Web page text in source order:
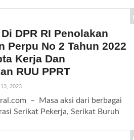
DPR RI Penolakan
Perpu No 2 Tahun 2022
Kerja Dan
RUU PPRT
2023
– Masa aksi dari berbagai
Serikat Pekerja, Serikat Buruh